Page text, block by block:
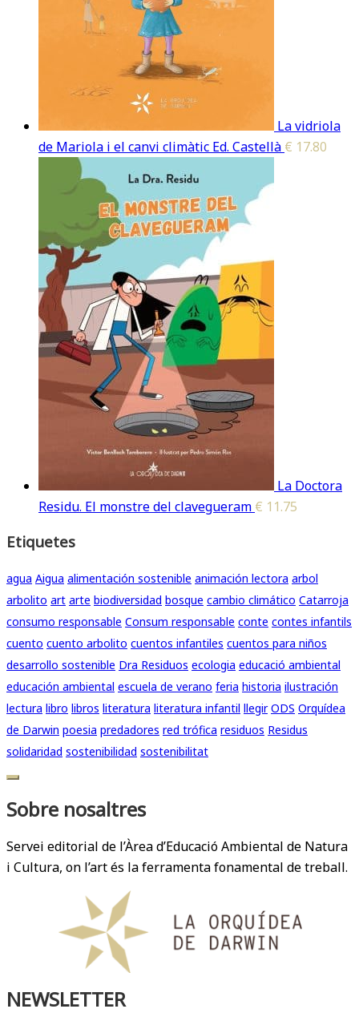
La vidriola
de Mariola i el canvi climàtic Ed. Castellà € 17.80
La Doctora
Residu. El monstre del clavegueram € 11.75
Etiquetes
agua Aigua alimentación sostenible animación lectora arbol
arbolito art arte biodiversidad bosque cambio climático Catarroja
consumo responsable Consum responsable conte contes infantils
cuento cuento arbolito cuentos infantiles cuentos para niños
desarrollo sostenible Dra Residuos ecologia educació ambiental
educación ambiental escuela de verano feria historia ilustración
lectura libro libros literatura literatura infantil llegir ODS Orquídea
de Darwin poesia predadores red trófica residuos Residus
solidaridad sostenibilidad sostenibilitat
Sobre nosaltres
Servei editorial de l’Àrea d’Educació Ambiental de Natura
i Cultura, on l’art és la ferramenta fonamental de treball.
NEWSLETTER